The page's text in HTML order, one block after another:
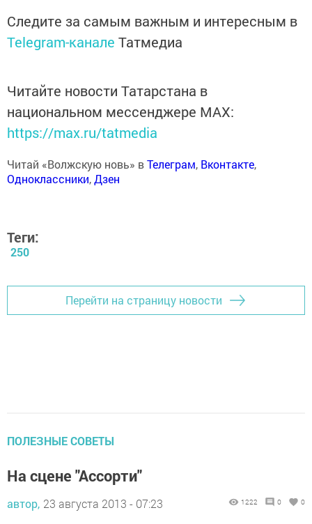
Следите за самым важным и интересным в
Telegram-канале Татмедиа
Читайте новости Татарстана в
национальном мессенджере MАХ:
https://max.ru/tatmedia
Читай «Волжскую новь» вТелеграм, Вконтакте,
Одноклассники,Дзен
Теги:
250
Перейти на страницу новости
ПОЛЕЗНЫЕ СОВЕТЫ
На сцене "Ассорти"
автор, 23 августа 2013 - 07:23 1222 0 0